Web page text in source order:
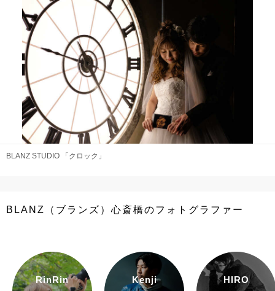
BLANZ STUDIO 「クロック」
BLANZ（ブランズ）心斎橋のフォトグラファー
RinRin Kenji HIRO